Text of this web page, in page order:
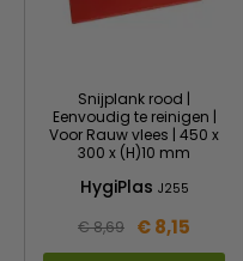
Snijplank rood |
Eenvoudig te reinigen |
Voor Rauw vlees | 450 x
300 x (H)10 mm
HygiPlas J255
€ 8,69 € 8,15